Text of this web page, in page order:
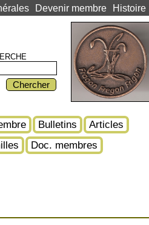
Devenir membre Histoire
Chercher
Bulletins
Articles
Doc. membres